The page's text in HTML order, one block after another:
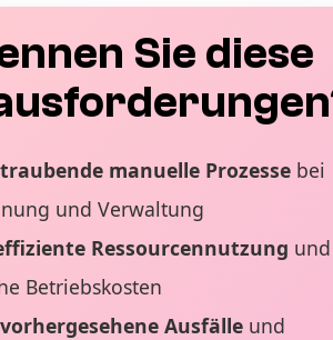
Sie diese
manuelle Prozessebei
und Verwaltung
Ressourcennutzung und
Betriebskosten
Ausfälleund